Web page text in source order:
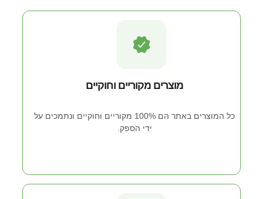
מוצרים מקוריים וחוקיים
כל המוצרים באתר הם 100% מקוריים וחוקיים ונתמכים על
ידי הספק.